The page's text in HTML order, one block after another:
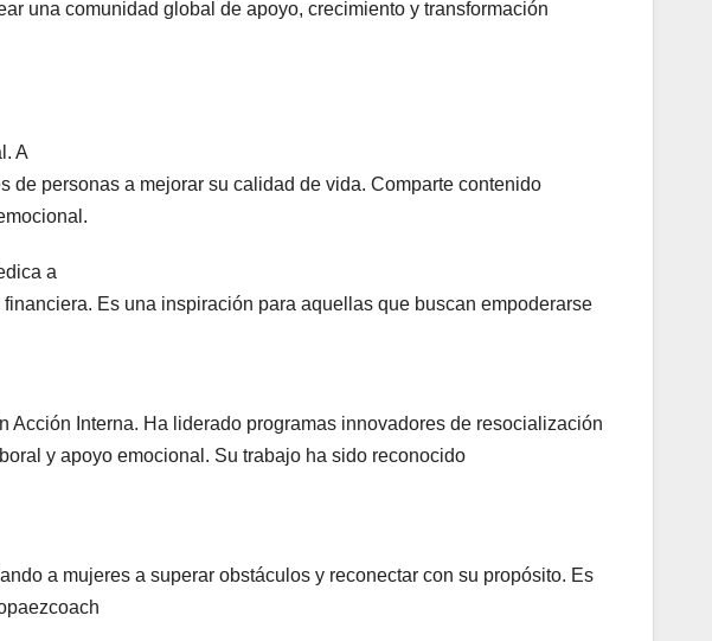
una comunidad global de apoyo, crecimiento y transformación
A
de personas a mejorar su calidad de vida. Comparte contenido
a
Es una inspiración para aquellas que buscan empoderarse
Interna. Ha liderado programas innovadores de resocialización
y apoyo emocional. Su trabajo ha sido reconocido
a mujeres a superar obstáculos y reconectar con su propósito. Es